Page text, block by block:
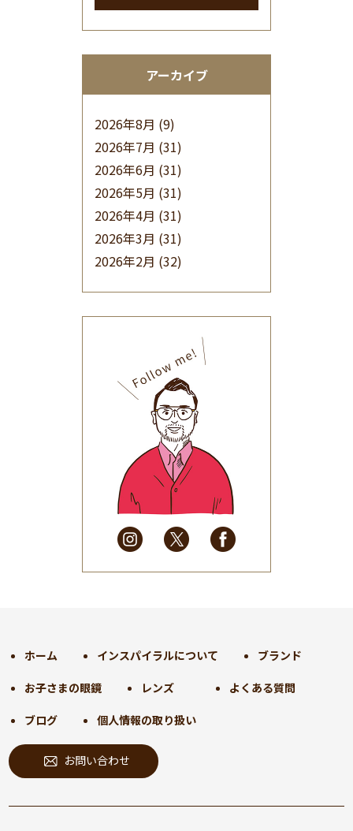
アーカイブ
2026年8月 (9)
2026年7月 (31)
2026年6月 (31)
2026年5月 (31)
2026年4月 (31)
2026年3月 (31)
2026年2月 (32)
(32)
2025年9月(30)
2025年8月(31)
2025年7月(37)
2025年6月(48)
2025年5月
(41)
2025年4月
(32)
2025年3月(31)
2025年2月
(28)
2025年1月
(34)
2024年9月(30)
2024年7月(31)
2024年6月(30)
2024年5月
2024年4月 (32)
2024年2月(31)
ホーム インスパイラルについて ブランド
お子さまの眼鏡 レンズ よくある質問
ブログ 個人情報の取り扱い
お問い合わせ